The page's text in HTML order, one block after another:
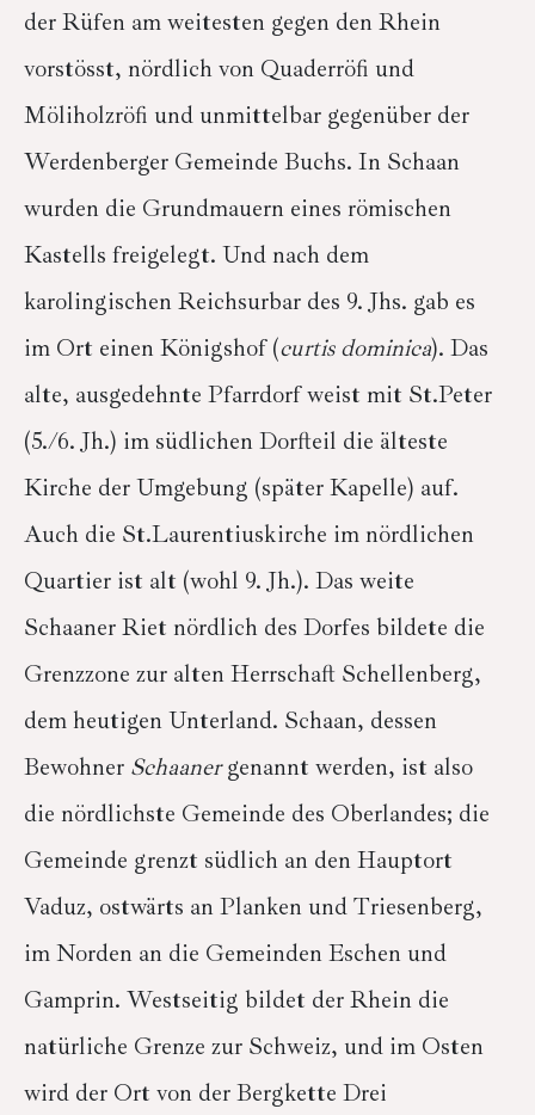
der Rüfen am weitesten gegen den Rhein
vorstösst, nördlich von Quaderröfi und
Möliholzröfi und unmittelbar gegenüber der
Werdenberger Gemeinde Buchs. In Schaan
wurden die Grundmauern eines römischen
Kastells freigelegt. Und nach dem
karolingischen Reichsurbar des 9. Jhs. gab es
im Ort einen Königshof (curtis dominica). Das
alte, ausgedehnte Pfarrdorf weist mit St.Peter
(5./6. Jh.) im südlichen Dorfteil die älteste
Kirche der Umgebung (später Kapelle) auf.
Auch die St.Laurentiuskirche im nördlichen
Quartier ist alt (wohl 9. Jh.). Das weite
Schaaner Riet nördlich des Dorfes bildete die
Grenzzone zur alten Herrschaft Schellenberg,
dem heutigen Unterland. Schaan, dessen
Bewohner Schaanergenannt werden, ist also
die nördlichste Gemeinde des Oberlandes; die
Gemeinde grenzt südlich an den Hauptort
Vaduz, ostwärts an Planken und Triesenberg,
im Norden an die Gemeinden Eschen und
Gamprin. Westseitig bildet der Rhein die
natürliche Grenze zur Schweiz, und im Osten
wird der Ort von der Bergkette Drei